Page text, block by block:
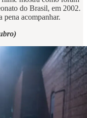
do Brasil, em 2002.
pena acompanhar.